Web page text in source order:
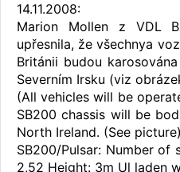
14.11.2008:
Marion Mollen z VDL
upřesnila, že všechnya
Británii budou
Severním Irsku (viz
(All vehicles will be
SB200 chassis will be
North Ireland. (See
SB200/Pulsar: Number of
2,52 Height: 3m Ul laden